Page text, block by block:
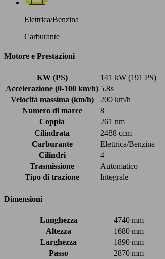
Elettrica/Benzina
Carburante
Motore e Prestazioni
KW (PS)
141 kW (191 PS)
Accelerazione (0-100 km/h) 5.8s
Velocità massima (km/h)
200 km/h
Numero di marce
8
Coppia
261 nm
Cilindrata
2488 ccm
Carburante
Elettrica/Benzina
Cilindri
4
Trasmissione
Automatico
Tipo di trazione
Integrale
Dimensioni
Lunghezza
4740 mm
Altezza
1680 mm
Larghezza
1890 mm
Passo
2870 mm